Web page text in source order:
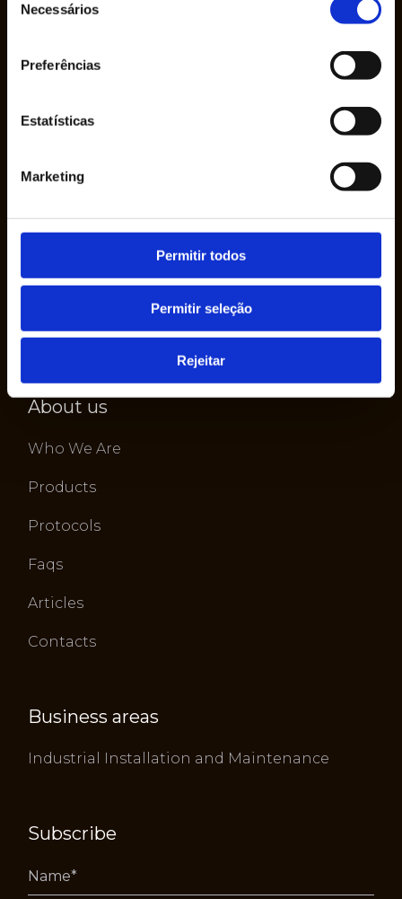
Necessários
Preferências
Estatísticas
Marketing
Permitir todos
Permitir seleção
Rejeitar
The company Ruy de Lacerda & Cª., S.A. was
founded in 1950 by Mr. Ruy de Lacerda, in his
About us
Who We Are
Products
Protocols
Faqs
Articles
Contacts
Business areas
Industrial Installation and Maintenance
Subscribe